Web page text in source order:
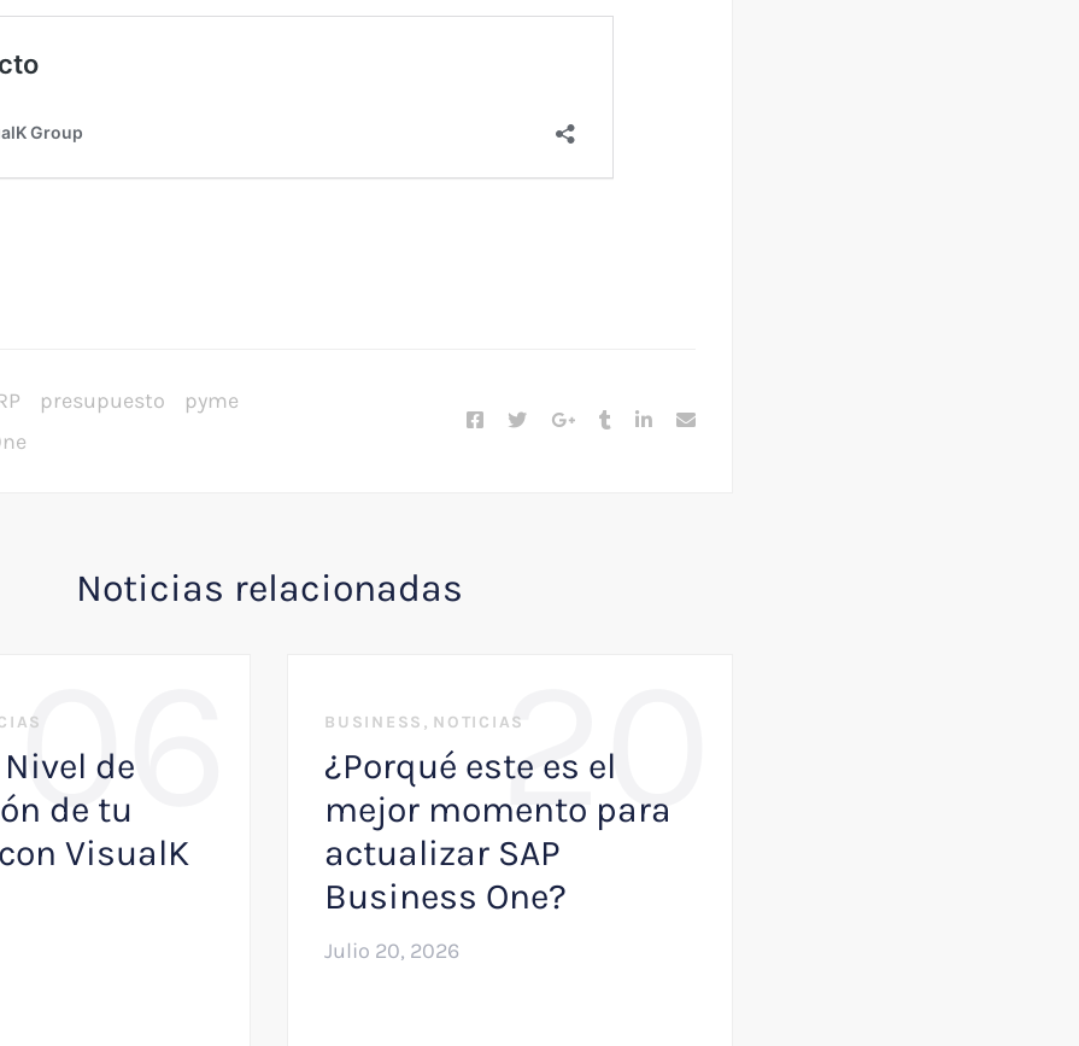
presupuesto
pyme
Noticias relacionadas
06
de
de tu
VisualK
20
BUSINESS , NOTICIAS
¿Porqué este es el
mejor momento para
actualizar SAP
Business One?
Julio 20, 2026